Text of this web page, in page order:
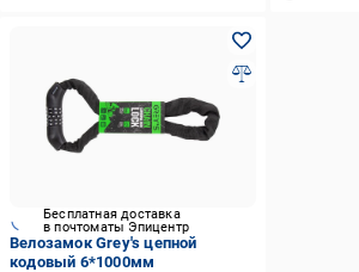
Бесплатная доставка
в почтоматы Эпицентр
Велозамок Grey's цепной
кодовый 6*1000мм